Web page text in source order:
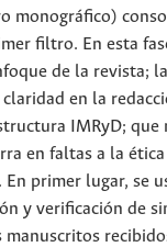
monográfico)
filtro. En esta
de la revista;
en la
IMRyD;
en faltas a la
En primer lugar, se
y verificación de